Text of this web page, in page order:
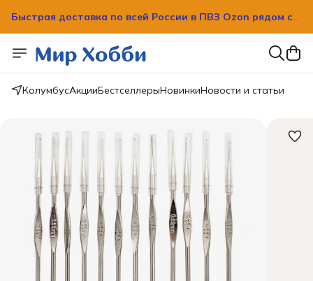
Быстрая доставка по всей России в ПВЗ Ozon рядом с
Быстрая доставка по всей России в ПВЗ Ozon рядом с
вашим домом!
КолумбусАкцииБестселлерыНовинкиНовости и статьи